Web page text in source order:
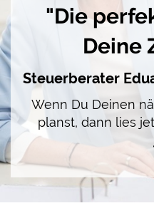
"Die
Deine
Steuerberater
Wenn Du Deinen
planst, dann lies